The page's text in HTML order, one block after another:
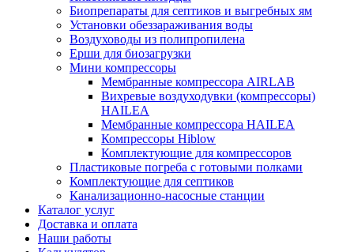
Биопрепараты для септиков и выгребных ям
Установки обеззараживания воды
Воздуховоды из полипропилена
Ерши для биозагрузки
Мини компрессоры
Мембранные компрессора AIRLAB
Вихревые воздуходувки (компрессоры)
HAILEA
Мембранные компрессора HAILEA
Компрессоры Hiblow
Комплектующие для компрессоров
Пластиковые погреба с готовыми полками
Комплектующие для септиков
Канализационно-насосные станции
Каталог услуг
Доставка и оплата
Наши работы